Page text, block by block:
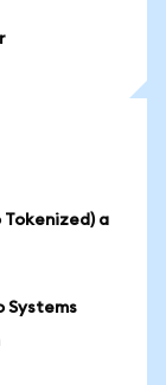
Tokenized) a
Systems